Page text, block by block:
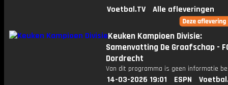
Voetbal.TV
Alle afleveringen
Keuken Kampioen Divisie:
Samenvatting De Graafschap -
Dordrecht
Van dit programma is geen informatie
14-03-2026 19:01 ESPN